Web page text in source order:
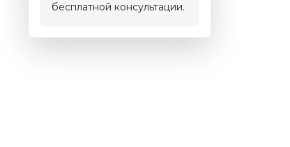
бесплатной консультации.